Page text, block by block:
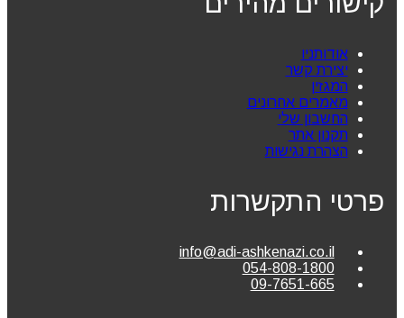
אודותניו
יצירת קשר
המגזין
מאמרים אחרונים
החשבון שלי
תקנון אתר
הצהרת נגישות
פרטי התקשרות
info@adi-ashkenazi.co.il
054-808-1800
09-7651-665